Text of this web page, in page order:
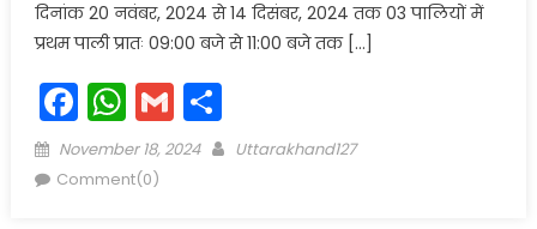
दिनांक 20 नवंबर, 2024 से 14 दिसंबर, 2024 तक 03 पालियों में
प्रथम पाली प्रातः 09:00 बजे से 11:00 बजे तक […]
Facebook
WhatsApp
GmailShare
Posted
on
November 18, 2024 Author
Uttarakhand127
Comment(0)